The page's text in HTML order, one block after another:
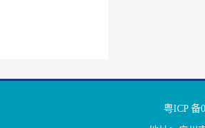
粤ICP 备